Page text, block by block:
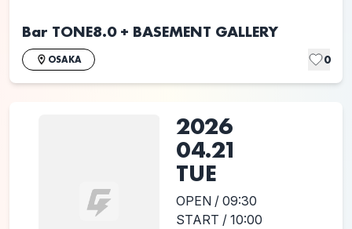
Bar TONE8.0 + BASEMENT GALLERY
OSAKA 0
2026
04.21
TUE
OPEN / 09:30
START / 10:00